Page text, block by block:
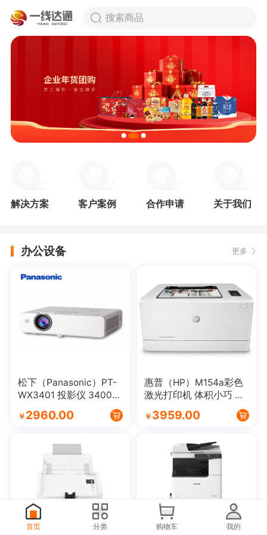
搜索商品
解决方案 客户案例 合作申请 关于我们
办公设备 更多
松下（Panasonic）PT-
WX3401 投影仪 3400流
￥2960.00
惠普（HP）M154a彩色
激光打印机 体积小巧 小
￥3959.00
首页 分类 购物车 我的